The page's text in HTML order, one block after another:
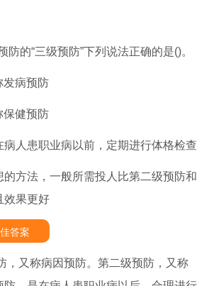
防的“三级预防”下列说法正确的是()。
发病预防
保健预防
人患职业病以前，定期进行体格检查
的方法，一般所需投人比第二级预防和
效果更好
答案
，又称病因预防。第二级预防，又称